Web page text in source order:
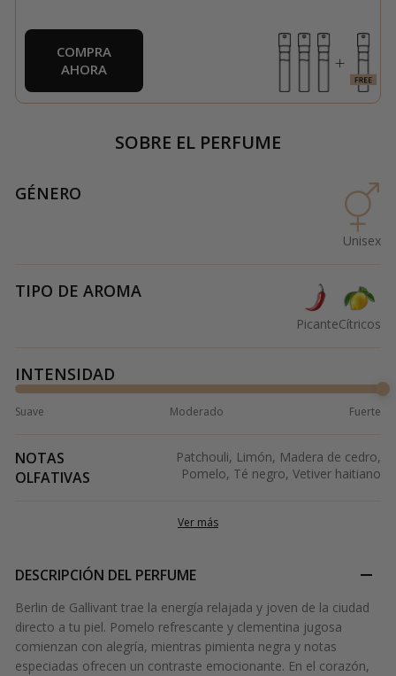
COMPRA
AHORA
SOBRE EL PERFUME
GÉNERO
Unisex
TIPO DE AROMA
PicanteCítricos
INTENSIDAD
Suave Moderado Fuerte
NOTAS
OLFATIVAS
Patchouli, Limón, Madera de cedro,
Pomelo, Té negro, Vetiver haitiano
Ver más
DESCRIPCIÓN DEL PERFUME
Berlin de Gallivant trae la energía relajada y joven de la ciudad
directo a tu piel. Pomelo refrescante y clementina jugosa
comienzan con alegría, mientras pimienta negra y notas
especiadas ofrecen un contraste emocionante. En el corazón,